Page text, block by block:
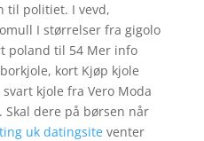
til politiet. I vevd,
I størrelser fra gigolo
poland til 54 Mer info
kort Kjøp kjole
kjole fra Vero Moda
dere på børsen når
uk datingsiteventer